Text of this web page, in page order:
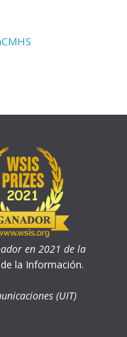
en 2021 de la
la Información.
(UIT)